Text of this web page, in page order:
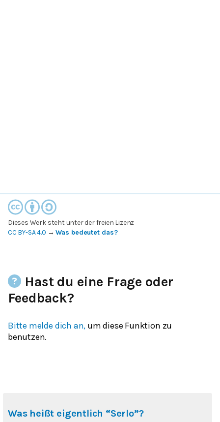
Dieses Werk steht unter der freien Lizenz
CC BY-SA 4.0 →Was bedeutet das?
Hast du eine Frage oder
Feedback?
Bitte melde dich an, um diese Funktion zu
benutzen.
Was heißt eigentlich “Serlo”?